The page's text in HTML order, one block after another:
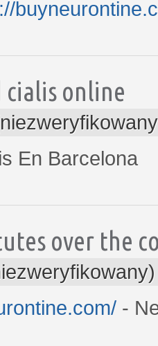
cialis online
En Barcelona
over the
-